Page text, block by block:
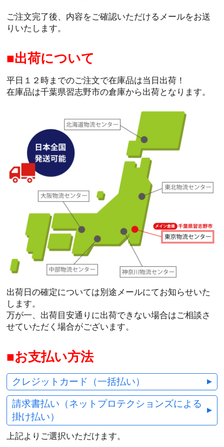
ご注文完了後、内容をご確認いただけるメールをお送
りいたします。
出荷について
平日１２時までのご注文で在庫品は当日出荷！
在庫品は千葉県習志野市の倉庫から出荷となります。
出荷日の確定については別途メールにてお知らせいた
します。
万が一、出荷目安通りに出荷できない場合はご相談さ
せていただく場合がございます。
お支払い方法
クレジットカード（一括払い）
請求書払い（ネットプロテクションズによる
掛け払い）
上記よりご選択いただけます。